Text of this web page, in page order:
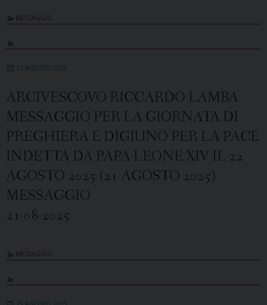
MESSAGGIO
21 AGOSTO 2025
ARCIVESCOVO RICCARDO LAMBA
MESSAGGIO PER LA GIORNATA DI
PREGHIERA E DIGIUNO PER LA PACE
INDETTA DA PAPA LEONE XIV IL 22
AGOSTO 2025 (21 AGOSTO 2025)
MESSAGGIO
21-08-2025
MESSAGGIO